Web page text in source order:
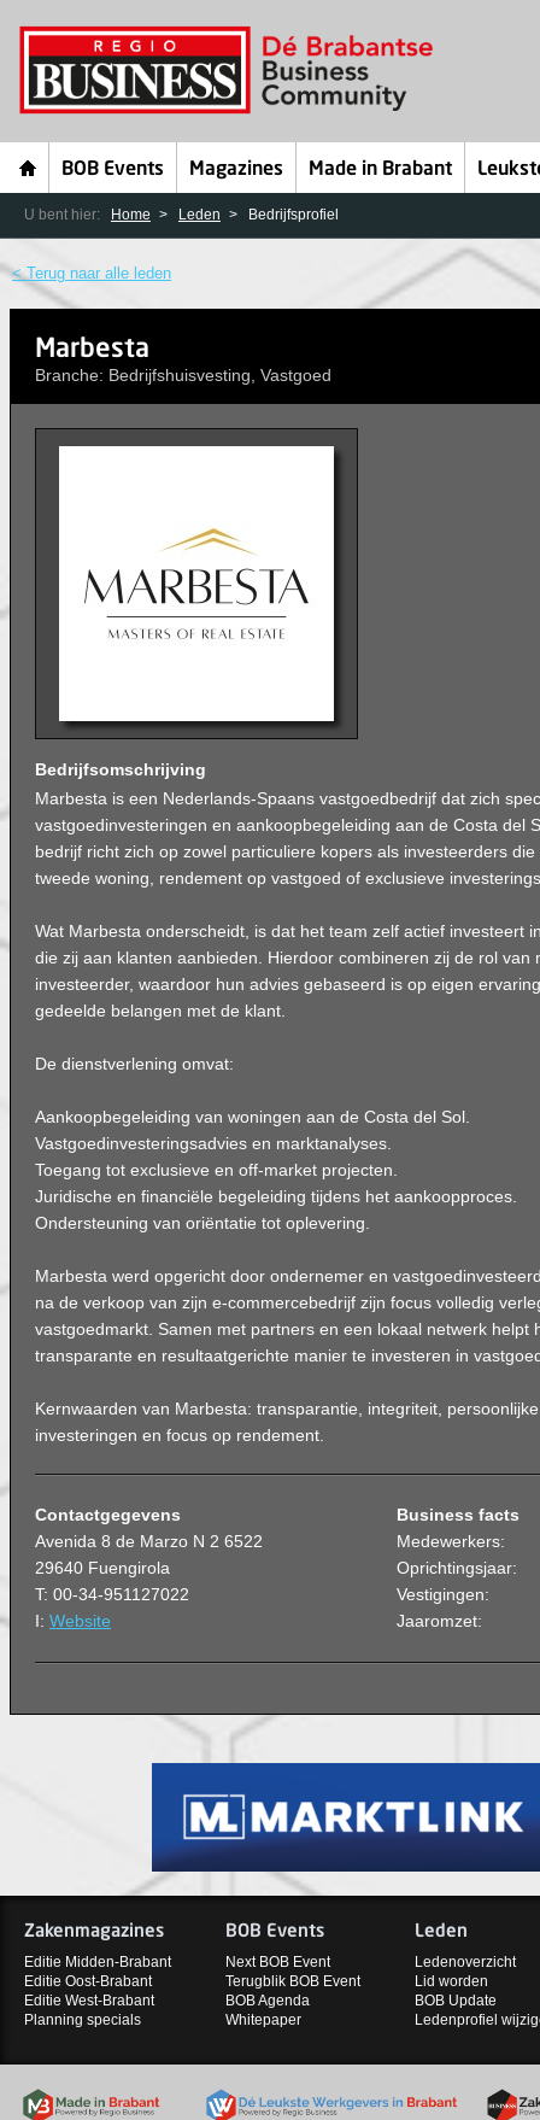
BOB Events Magazines Made in Brabant
U bent hier: Home Leden Bedrijfsprofiel
< Terug naar alle leden
Marbesta
Branche: Bedrijfshuisvesting, Vastgoed
Bedrijfsomschrijving
Marbesta is een Nederlands-Spaans vastgoedbedrijf dat zich
vastgoedinvesteringen en aankoopbegeleiding aan de Costa del
bedrijf richt zich op zowel particuliere kopers als investeerders
tweede woning, rendement op vastgoed of exclusieve
Wat Marbesta onderscheidt, is dat het team zelf actief investeert
die zij aan klanten aanbieden. Hierdoor combineren zij de rol van
investeerder, waardoor hun advies gebaseerd is op eigen
gedeelde belangen met de klant.
De dienstverlening omvat:
Aankoopbegeleiding van woningen aan de Costa del Sol.
Vastgoedinvesteringsadvies en marktanalyses.
Toegang tot exclusieve en off-market projecten.
Juridische en financiële begeleiding tijdens het aankoopproces.
Ondersteuning van oriëntatie tot oplevering.
Marbesta werd opgericht door ondernemer en
na de verkoop van zijn e-commercebedrijf zijn focus volledig
vastgoedmarkt. Samen met partners en een lokaal netwerk helpt
transparante en resultaatgerichte manier te investeren in
Kernwaarden van Marbesta: transparantie, integriteit,
investeringen en focus op rendement.
Contactgegevens
Avenida 8 de Marzo N 2 6522
29640 Fuengirola
T: 00-34-951127022
I: Website
Business facts
Medewerkers:
Oprichtingsjaar:
Vestigingen:
Jaaromzet:
Zakenmagazines
Editie Midden-Brabant
Editie Oost-Brabant
Editie West-Brabant
Planning specials
BOB Events
Next BOB Event
Terugblik BOB Event
BOB Agenda
Whitepaper
Leden
Ledenoverzicht
Lid worden
BOB Update
Ledenprofiel